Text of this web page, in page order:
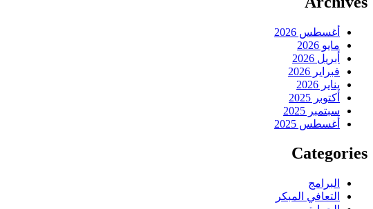
أغسطس 2026
مايو 2026
أبريل 2026
فبراير 2026
يناير 2026
أكتوبر 2025
سبتمبر 2025
أغسطس 2025
Categories
البرامج
التعافي المبكر